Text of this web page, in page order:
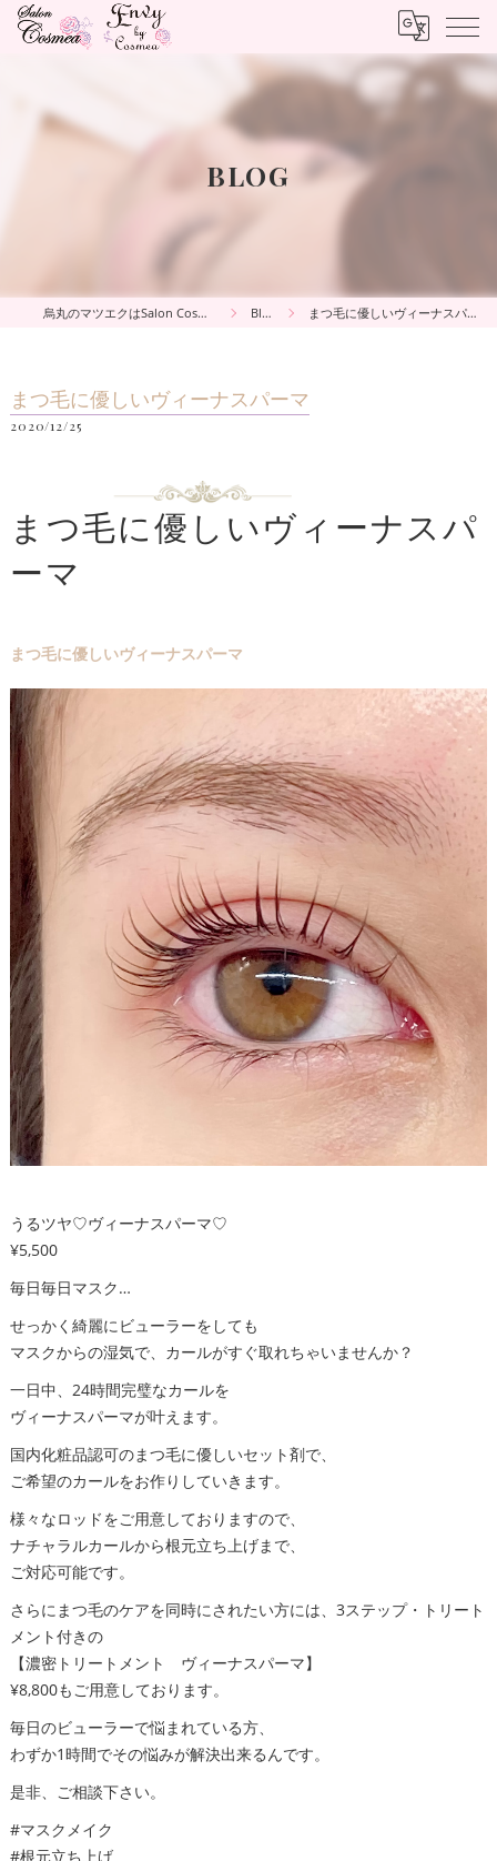
BLOG
烏丸のマツエクはSalon Cosmea Blog まつ毛に優しいヴィーナスパーマ
まつ毛に優しいヴィーナスパーマ
2020/12/25
まつ毛に優しいヴィーナスパーマ
まつ毛に優しいヴィーナスパ
ーマ
うるツヤ♡ヴィーナスパーマ♡
¥5,500
毎日毎日マスク…
せっかく綺麗にビューラーをしても
マスクからの湿気で、カールがすぐ取れちゃいませんか？
一日中、24時間完璧なカールを
ヴィーナスパーマが叶えます。
国内化粧品認可のまつ毛に優しいセット剤で、
ご希望のカールをお作りしていきます。
様々なロッドをご用意しておりますので、
ナチャラルカールから根元立ち上げまで、
ご対応可能です。
さらにまつ毛のケアを同時にされたい方には、3ステップ・トリート
メント付きの
【濃密トリートメント ヴィーナスパーマ】
¥8,800もご用意しております。
毎日のビューラーで悩まれている方、
わずか1時間でその悩みが解決出来るんです。
是非、ご相談下さい。
#マスクメイク
#根元立ち上げ